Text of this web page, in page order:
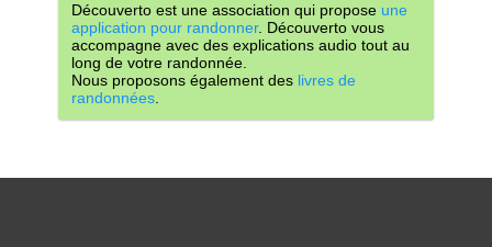
Découverto est une association qui propose une
application pour randonner. Découverto vous
accompagne avec des explications audio tout au
long de votre randonnée.
Nous proposons également des livres de
randonnées